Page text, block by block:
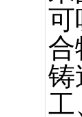
可
合
铸
工